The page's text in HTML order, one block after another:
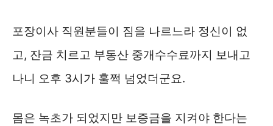
포장이사 직원분들이 짐을 나르느라 정신이 없
고, 잔금 치르고 부동산 중개수수료까지 보내고
나니 오후 3시가 훌쩍 넘었더군요.
몸은 녹초가 되었지만 보증금을 지켜야 한다는